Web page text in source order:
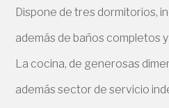
Dispone de tres dormitorios,
además de baños completos
La cocina, de generosas
además sector de servicio